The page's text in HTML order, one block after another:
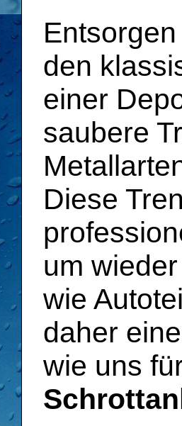
den
einer
saubere
Diese
um
wie
daher
wie uns